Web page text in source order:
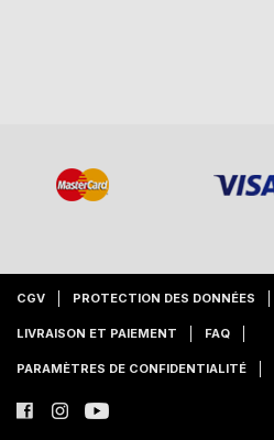
CGV PROTECTION DES DONNÉES
LIVRAISON ET PAIEMENT FAQ
PARAMÈTRES DE CONFIDENTIALITÉ